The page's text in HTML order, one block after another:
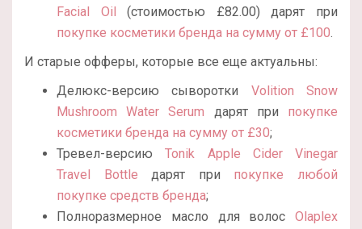
Facial Oil
(стоимостью £82.00) дарят при
покупке косметики бренда на сумму от £100.
И старые офферы, которые все еще актуальны:
Делюкс-версию сыворотки Volition Snow
Mushroom Water Serum дарят при покупке
косметики бренда на сумму от £30;
Тревел-версиюTonik Apple Cider Vinegar
Travel Bottle дарят при покупке любой
покупке средств бренда;
Полноразмерное масло для волос Olaplex